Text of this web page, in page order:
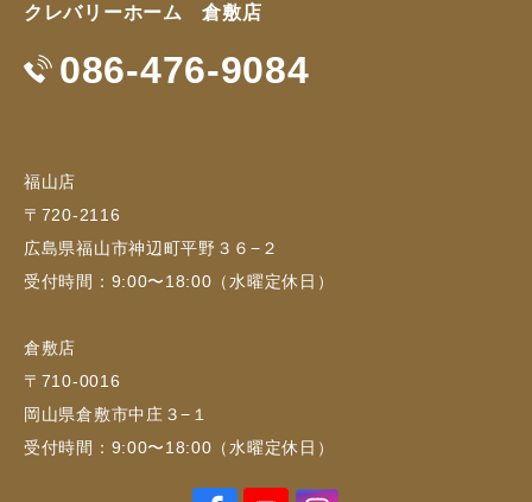
クレバリーホーム 倉敷店
086-476-9084
福山店
〒720-2116
広島県福山市神辺町平野３６−２
受付時間：9:00〜18:00（水曜定休日）
倉敷店
〒710-0016
岡山県倉敷市中庄３−１
受付時間：9:00〜18:00（水曜定休日）